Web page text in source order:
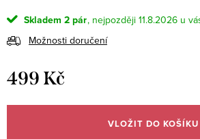
Skladem 2 pár
11.8.2026
Možnosti doručení
499 Kč
cena:
VLOŽIT DO KOŠÍKU